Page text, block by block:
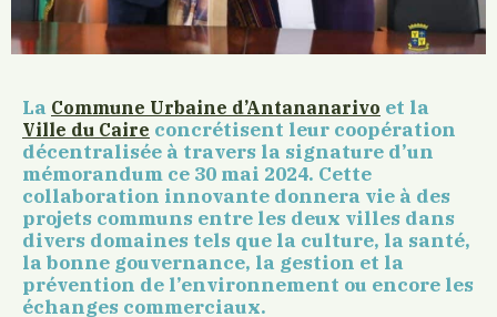
La Commune Urbaine d’Antananarivo et la
Ville du Caire concrétisent leur coopération
décentralisée à travers la signature d’un
mémorandum ce 30 mai 2024. Cette
collaboration innovante donnera vie à des
projets communs entre les deux villes dans
divers domaines tels que la culture, la santé,
la bonne gouvernance, la gestion et la
prévention de l’environnement ou encore les
échanges commerciaux.